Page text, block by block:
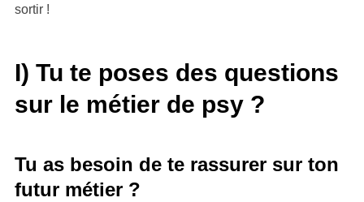
sortir !
I) Tu te poses des questions
sur le métier de psy ?
Tu as besoin de te rassurer sur ton
futur métier ?